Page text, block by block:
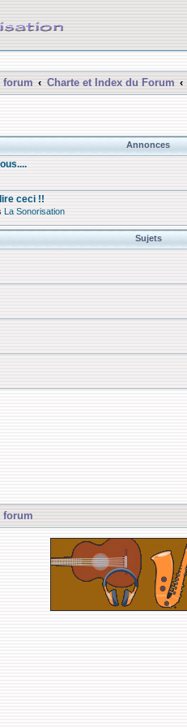
forum Charte et Index du Forum
Annonces
ceci !!
La Sonorisation
Sujets
forum